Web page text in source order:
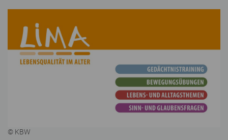
© KBW